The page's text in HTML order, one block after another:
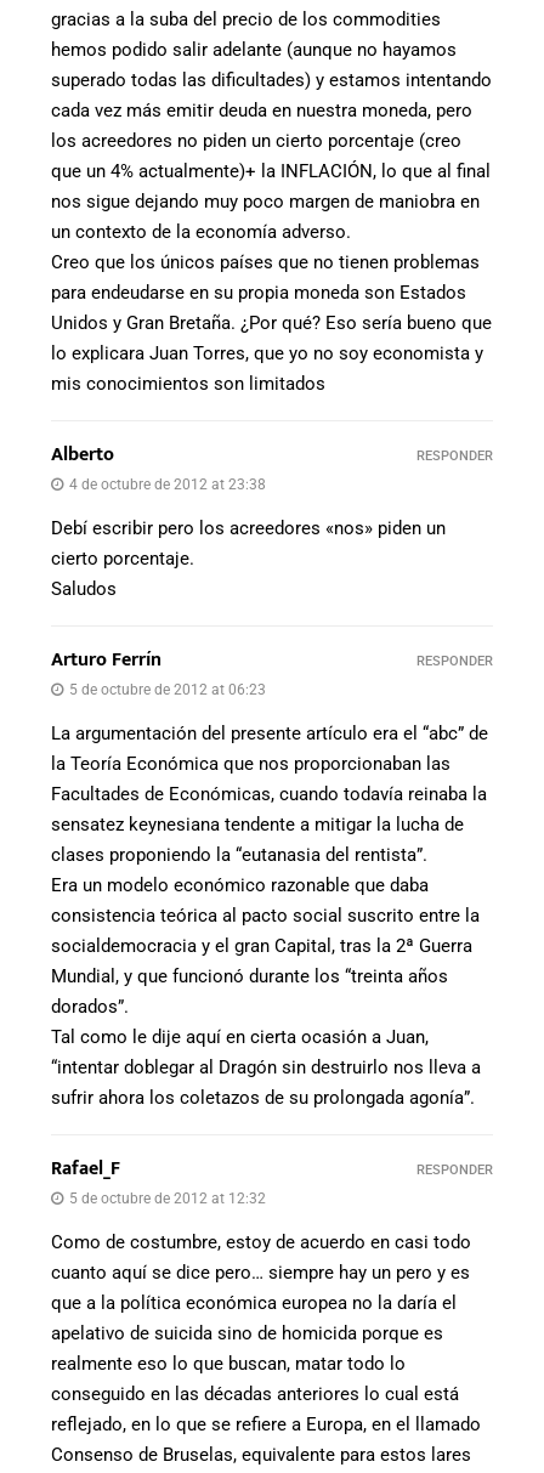
gracias a la suba del precio de los commodities
hemos podido salir adelante (aunque no hayamos
superado todas las dificultades) y estamos intentando
cada vez más emitir deuda en nuestra moneda, pero
los acreedores no piden un cierto porcentaje (creo
que un 4% actualmente)+ la INFLACIÓN, lo que al final
nos sigue dejando muy poco margen de maniobra en
un contexto de la economía adverso.
Creo que los únicos países que no tienen problemas
para endeudarse en su propia moneda son Estados
Unidos y Gran Bretaña. ¿Por qué? Eso sería bueno que
lo explicara Juan Torres, que yo no soy economista y
mis conocimientos son limitados
Alberto
4 de octubre de 2012 at 23:38
Debí escribir pero los acreedores «nos» piden un
cierto porcentaje.
Saludos
RESPONDER
Arturo Ferrín
5 de octubre de 2012 at 06:23
La argumentación del presente artículo era el “abc” de
la Teoría Económica que nos proporcionaban las
Facultades de Económicas, cuando todavía reinaba la
sensatez keynesiana tendente a mitigar la lucha de
clases proponiendo la “eutanasia del rentista”.
Era un modelo económico razonable que daba
consistencia teórica al pacto social suscrito entre la
socialdemocracia y el gran Capital, tras la 2ª Guerra
Mundial, y que funcionó durante los “treinta años
dorados”.
Tal como le dije aquí en cierta ocasión a Juan,
“intentar doblegar al Dragón sin destruirlo nos lleva a
sufrir ahora los coletazos de su prolongada agonía”.
RESPONDER
Rafael_F
5 de octubre de 2012 at 12:32
Como de costumbre, estoy de acuerdo en casi todo
cuanto aquí se dice pero… siempre hay un pero y es
que a la política económica europea no la daría el
apelativo de suicida sino de homicida porque es
realmente eso lo que buscan, matar todo lo
conseguido en las décadas anteriores lo cual está
reflejado, en lo que se refiere a Europa, en el llamado
Consenso de Bruselas, equivalente para estos lares
RESPONDER